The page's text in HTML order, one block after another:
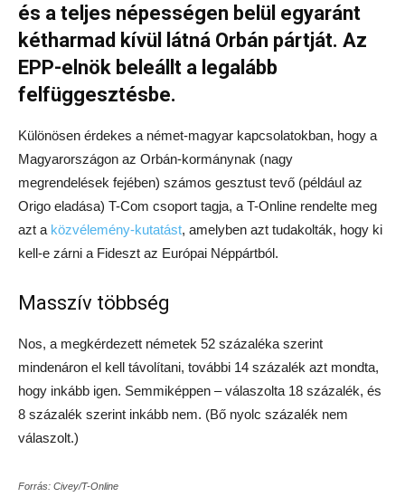
és a teljes népességen belül egyaránt
kétharmad kívül látná Orbán pártját. Az
EPP-elnök beleállt a legalább
felfüggesztésbe.
Különösen érdekes a német-magyar kapcsolatokban, hogy a
Magyarországon az Orbán-kormánynak (nagy
megrendelések fejében) számos gesztust tevő (például az
Origo eladása) T-Com csoport tagja, a T-Online rendelte meg
azt a közvélemény-kutatást, amelyben azt tudakolták, hogy ki
kell-e zárni a Fideszt az Európai Néppártból.
Masszív többség
Nos, a megkérdezett németek 52 százaléka szerint
mindenáron el kell távolítani, további 14 százalék azt mondta,
hogy inkább igen. Semmiképpen – válaszolta 18 százalék, és
8 százalék szerint inkább nem. (Bő nyolc százalék nem
válaszolt.)
Forrás: Civey/T-Online